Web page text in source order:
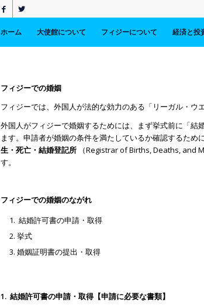
ホーム 大使館について フィジーについて 経済と投
フィジーでの婚姻
フィジーでは、外国人が法的な効力のある「リーガル・ウ
外国人がフィジーで婚姻するためには、まず挙式前に「
ます。申請者が婚姻の条件を満たしているか確認するた
生・死亡・結婚登記所
（Registrar of Births, Deaths, and
す。
フィジーでの婚姻のながれ
結婚許可書の申請・取得
挙式
婚姻証明書の提出・取得
1. 結婚許可書の申請・取得【申請に必要な書類】